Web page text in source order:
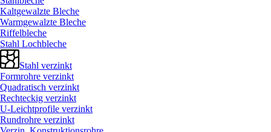
Kaltgewalzte Bleche
Warmgewalzte Bleche
Riffelbleche
Stahl Lochbleche
Stahl verzinkt
Formrohre verzinkt
Quadratisch verzinkt
Rechteckig verzinkt
U-Leichtprofile verzinkt
Rundrohre verzinkt